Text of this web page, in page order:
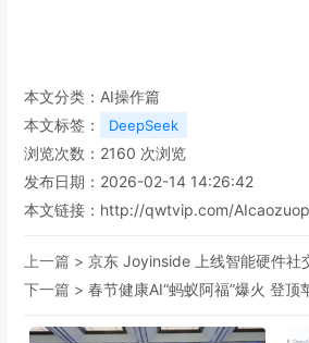
本文分类： AI操作篇
本文标签：
DeepSeek
浏览次数： 2160 次浏览
发布日期：2026-02-14 14:26:42
本文链接： http://qwtvip.com/
上一篇 > 京东 Joyinside 上线智能硬件社
下一篇 > 春节健康AI“蚂蚁阿福”爆火 登顶